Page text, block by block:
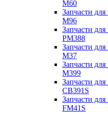
M60
Запчасти
M96
Запчасти
PM388
Запчасти
M37
Запчасти
M399
Запчасти
CB391S
Запчасти
FM41S